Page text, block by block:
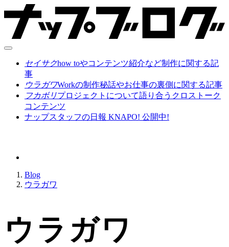
セイサクhow toやコンテンツ紹介など制作に関する記
事
ウラガワWorkの制作秘話やお仕事の裏側に関する記事
フカボリプロジェクトについて語り合うクロストーク
コンテンツ
ナップスタッフの日報 KNAPO! 公開中!
Blog
ウラガワ
ウラガワ